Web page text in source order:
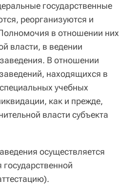
государственные
реорганизуются и
в отношении них
власти, в ведении
В отношении
находящихся в
учебных
как и прежде,
власти субъекта
осуществляется